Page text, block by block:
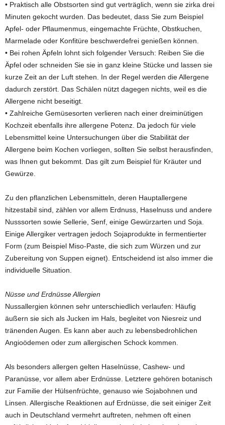
• Praktisch alle Obstsorten sind gut verträglich, wenn sie zirka drei
Minuten gekocht wurden. Das bedeutet, dass Sie zum Beispiel
Apfel- oder Pflaumenmus, eingemachte Früchte, Obstkuchen,
Marmelade oder Konfitüre beschwerdefrei genießen können.
• Bei rohen Äpfeln lohnt sich folgender Versuch: Reiben Sie die
Äpfel oder schneiden Sie sie in ganz kleine Stücke und lassen sie
kurze Zeit an der Luft stehen. In der Regel werden die Allergene
dadurch zerstört. Das Schälen nützt dagegen nichts, weil es die
Allergene nicht beseitigt.
• Zahlreiche Gemüsesorten verlieren nach einer dreiminütigen
Kochzeit ebenfalls ihre allergene Potenz. Da jedoch für viele
Lebensmittel keine Untersuchungen über die Stabilität der
Allergene beim Kochen vorliegen, sollten Sie selbst herausfinden,
was Ihnen gut bekommt. Das gilt zum Beispiel für Kräuter und
Gewürze.
Zu den pflanzlichen Lebensmitteln, deren Hauptallergene
hitzestabil sind, zählen vor allem Erdnuss, Haselnuss und andere
Nusssorten sowie Sellerie, Senf, einige Gewürzarten und Soja.
Einige Allergiker vertragen jedoch Sojaprodukte in fermentierter
Form (zum Beispiel Miso-Paste, die sich zum Würzen und zur
Zubereitung von Suppen eignet). Entscheidend ist also immer die
individuelle Situation.
Nüsse und Erdnüsse Allergien
Nussallergien können sehr unterschiedlich verlaufen: Häufig
äußern sie sich als Jucken im Hals, begleitet von Niesreiz und
tränenden Augen. Es kann aber auch zu lebensbedrohlichen
Angioödemen oder zum allergischen Schock kommen.
Als besonders allergen gelten Haselnüsse, Cashew- und
Paranüsse, vor allem aber Erdnüsse. Letztere gehören botanisch
zur Familie der Hülsenfrüchte, genauso wie Sojabohnen und
Linsen. Allergische Reaktionen auf Erdnüsse, die seit einiger Zeit
auch in Deutschland vermehrt auftreten, nehmen oft einen